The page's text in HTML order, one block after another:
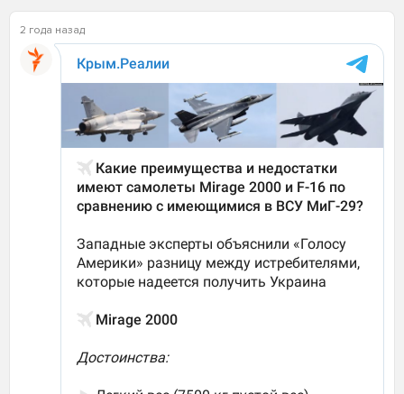
2 года назад